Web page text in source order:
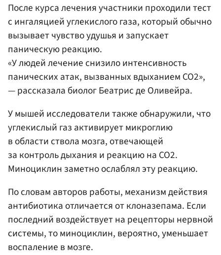
После курса лечения участники проходили тест
с ингаляцией углекислого газа, который обычно
вызывает чувство удушья и запускает
паническую реакцию.
«У людей лечение снизило интенсивность
панических атак, вызванных вдыханием CO2»,
— рассказала биолог Беатрис де Оливейра.
У мышей исследователи также обнаружили, что
углекислый газ активирует микроглию
в области ствола мозга, отвечающей
за контроль дыхания и реакцию на CO2.
Миноциклин заметно ослаблял эту реакцию.
По словам авторов работы, механизм действия
антибиотика отличается от клоназепама. Если
последний воздействует на рецепторы нервной
системы, то миноциклин, вероятно, уменьшает
воспаление в мозге.